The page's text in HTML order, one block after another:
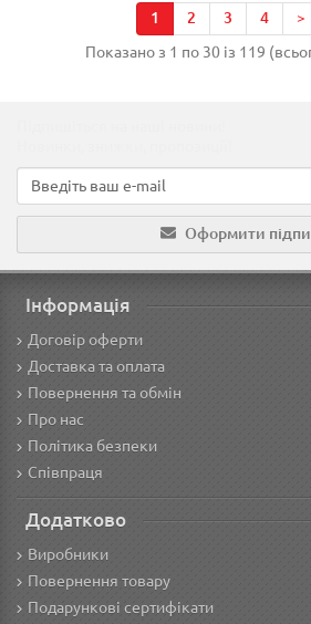
1 2 3 4 >
Показано з 1 по 30 із 119
Оформити
Інформація
Договір оферти
Доставка та оплата
Повернення та обмін
Про нас
Політика безпеки
Співпраця
Додатково
Виробники
Повернення товару
Подарункові сертифікати